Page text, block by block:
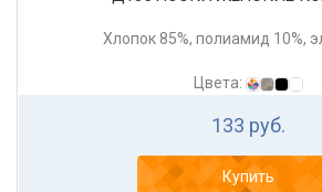
Хлопок 85%, полиамид 10%,
Цвета:
133 руб.
Купить